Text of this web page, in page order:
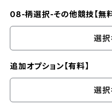
08-柄選択-その他競技【無料
選択
追加オプション【有料】
選択